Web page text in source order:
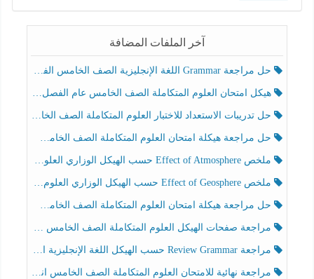
آخر الملفات المضافة
حل مراجعة Grammar اللغة الإنجليزية الصف الخامس الفصل الثالث
هيكل امتحان العلوم المتكاملة الصف الخامس عام الفصل الدراسي الثالث 2025-2026
حل تدريبات الاستعداد للاختبار العلوم المتكاملة الصف الخامس عام الفصل الثالث
حل مراجعة هيكلة امتحان العلوم المتكاملة الصف الخامس انسبير الفصل الثالث
ملخص Effect of Atmosphere حسب الهيكل الوزاري العلوم المتكاملة الصف الخامس انسبير الفصل الثالث
ملخص Effect of Geosphere حسب الهيكل الوزاري العلوم المتكاملة الصف الخامس انسبير الفصل الثالث
حل مراجعة هيكلة امتحان العلوم المتكاملة الصف الخامس عام الفصل الثالث
مراجعة صفحات الهيكل العلوم المتكاملة الصف الخامس انسبير الفصل الثالث
مراجعة Review Grammar حسب الهيكل اللغة الإنجليزية الصف الخامس الفصل الثالث
مراجعة نهائية للامتحان العلوم المتكاملة الصف الخامس انسبير الفصل الثالث